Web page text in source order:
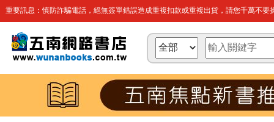
重要訊息：慎防詐騙電話，絕無簽單錯誤造成重複扣款或重複出貨，請您千萬不要